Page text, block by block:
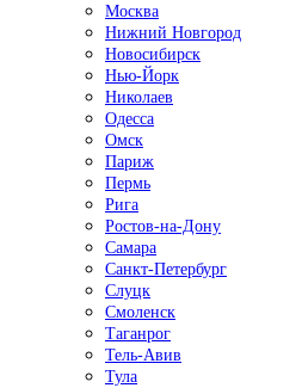
Москва
Нижний Новгород
Новосибирск
Нью-Йорк
Николаев
Одесса
Омск
Париж
Пермь
Рига
Ростов-на-Дону
Самара
Санкт-Петербург
Слуцк
Смоленск
Таганрог
Тель-Авив
Тула